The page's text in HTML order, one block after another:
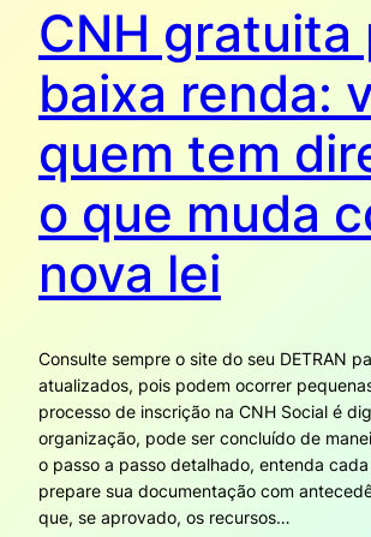
CNH gratuita
baixa renda:
quem tem
o que muda
nova lei
Consulte sempre o site do seu DETRAN
atualizados, pois podem ocorrer
processo de inscrição na CNH Social é
organização, pode ser concluído de
o passo a passo detalhado, entenda
prepare sua documentação com
que, se aprovado, os recursos…